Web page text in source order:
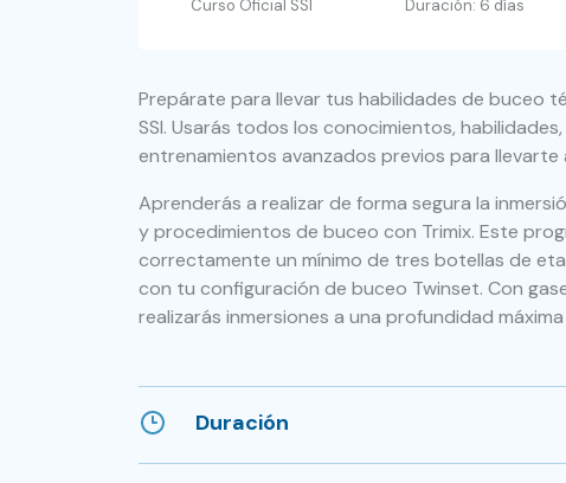
Curso Oficial SSI Duración: 6 días
Prepárate para llevar tus habilidades de buceo
SSI. Usarás todos los conocimientos,
entrenamientos avanzados previos para
Aprenderás a realizar de forma segura la
y procedimientos de buceo con Trimix. Este
correctamente un mínimo de tres botellas de
con tu configuración de buceo Twinset. Con
realizarás inmersiones a una profundidad
Duración